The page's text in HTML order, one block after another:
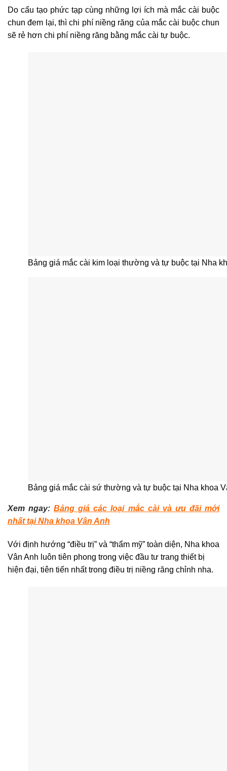
Do cấu tạo phức tạp cùng những lợi ích mà mắc cài buộc
chun đem lại, thì chi phí niềng răng của mắc cài buộc chun
sẽ rẻ hơn chi phí niềng răng bằng mắc cài tự buộc.
Bảng giá mắc cài kim loại thường và tự buộc tại Nha
Bảng giá mắc cài sứ thường và tự buộc tại Nha khoa
Xem ngay: Bảng giá các loại mắc cài và ưu đãi mới
nhất tại Nha khoa Vân Anh
Với định hướng “điều trị” và “thẩm mỹ” toàn diện, Nha khoa
Vân Anh luôn tiên phong trong việc đầu tư trang thiết bị
hiện đại, tiên tiến nhất trong điều trị niềng răng chỉnh nha.